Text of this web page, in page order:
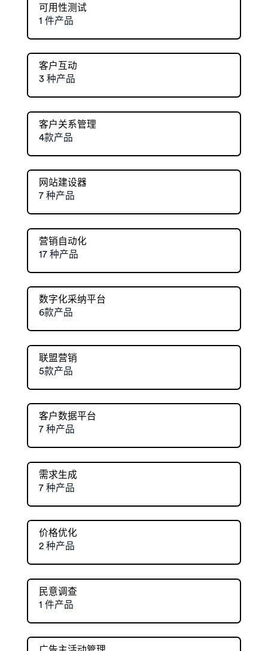
可用性测试
1 件产品
客户互动
3 种产品
客户关系管理
4款产品
网站建设器
7 种产品
营销自动化
17 种产品
数字化采纳平台
6款产品
联盟营销
5款产品
客户数据平台
7 种产品
需求生成
7 种产品
价格优化
2 种产品
民意调查
1 件产品